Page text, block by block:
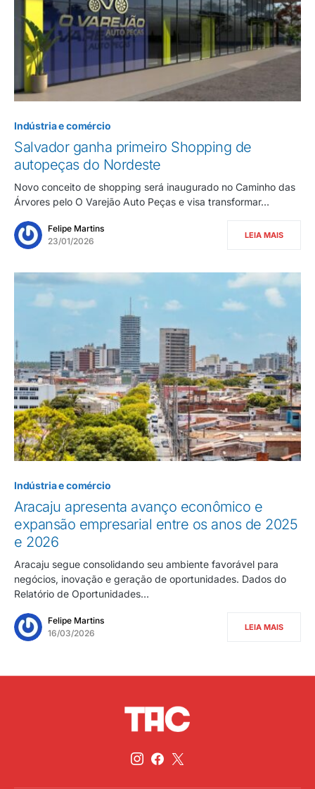
Indústria e comércio
Salvador ganha primeiro Shopping de
autopeças do Nordeste
Novo conceito de shopping será inaugurado no Caminho das
Árvores pelo O Varejão Auto Peças e visa transformar…
Felipe Martins
23/01/2026
LEIA MAIS
Indústria e comércio
Aracaju apresenta avanço econômico e
expansão empresarial entre os anos de 2025
e 2026
Aracaju segue consolidando seu ambiente favorável para
negócios, inovação e geração de oportunidades. Dados do
Relatório de Oportunidades…
Felipe Martins
16/03/2026
LEIA MAIS